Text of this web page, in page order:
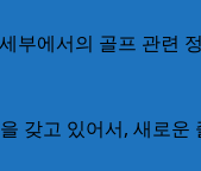
에서의 골프 관
고 있어서, 새로